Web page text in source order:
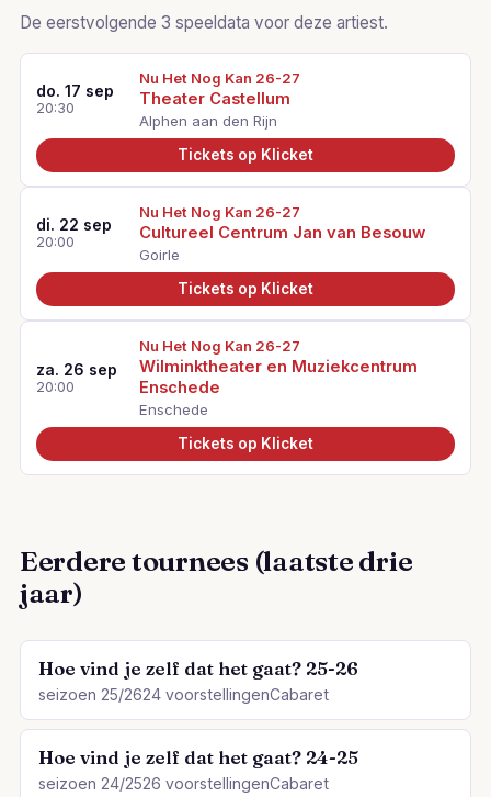
De eerstvolgende 3 speeldata voor deze artiest.
do. 17 sep
20:30
Nu Het Nog Kan 26-27
Theater Castellum
Alphen aan den Rijn
Tickets op Klicket
di. 22 sep
20:00
Nu Het Nog Kan 26-27
Cultureel Centrum Jan van Besouw
Goirle
Tickets op Klicket
za. 26 sep
20:00
Nu Het Nog Kan 26-27
Wilminktheater en Muziekcentrum
Enschede
Enschede
Tickets op Klicket
Eerdere tournees (laatste drie
jaar)
Hoe vind je zelf dat het gaat? 25-26
seizoen 25/2624 voorstellingenCabaret
Hoe vind je zelf dat het gaat? 24-25
seizoen 24/2526 voorstellingenCabaret